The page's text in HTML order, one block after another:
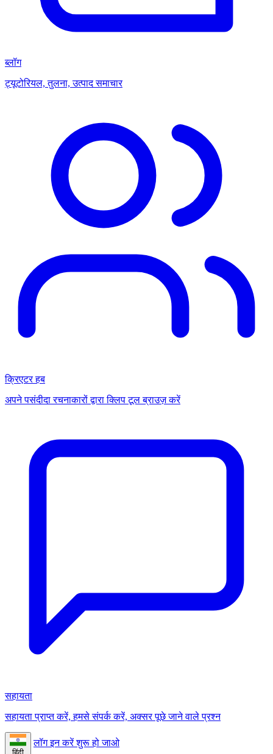
ब्लॉग
ट्यूटोरियल, तुलना, उत्पाद समाचार
क्रिएटर हब
अपने पसंदीदा रचनाकारों द्वारा क्लिप टूल ब्राउज़ करें
सहायता
सहायता प्राप्त करें, हमसे संपर्क करें, अक्सर पूछे जाने वाले प्रश्न
लॉग इन करेंशुरू हो जाओ